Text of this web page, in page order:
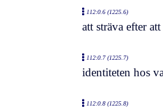
112:0.6 (1225.6)
att sträva efter
112:0.7 (1225.7)
identiteten hos
112:0.8 (1225.8)